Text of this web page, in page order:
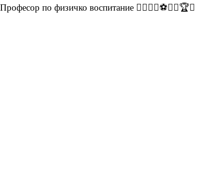
Професор по физичко воспитание 🏃‍♀️🏃‍♂️⚽🤸‍♂️🏆✨